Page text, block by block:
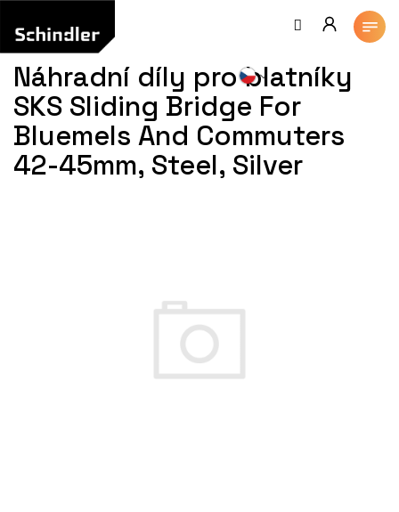
obsah
Náhradní díly pro blatníky
SKS Sliding Bridge For
Bluemels And Commuters
42-45mm, Steel, Silver